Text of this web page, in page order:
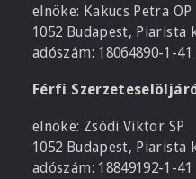
elnöke: Kakucs Petra OP
1052 Budapest, Piarista
adószám: 18064890-1-41
Férfi
elnöke: Zsódi Viktor SP
1052 Budapest, Piarista
adószám: 18849192-1-41